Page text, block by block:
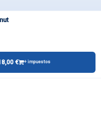
€ + impuestos